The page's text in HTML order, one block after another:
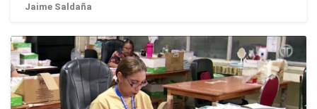
Jaime Saldaña